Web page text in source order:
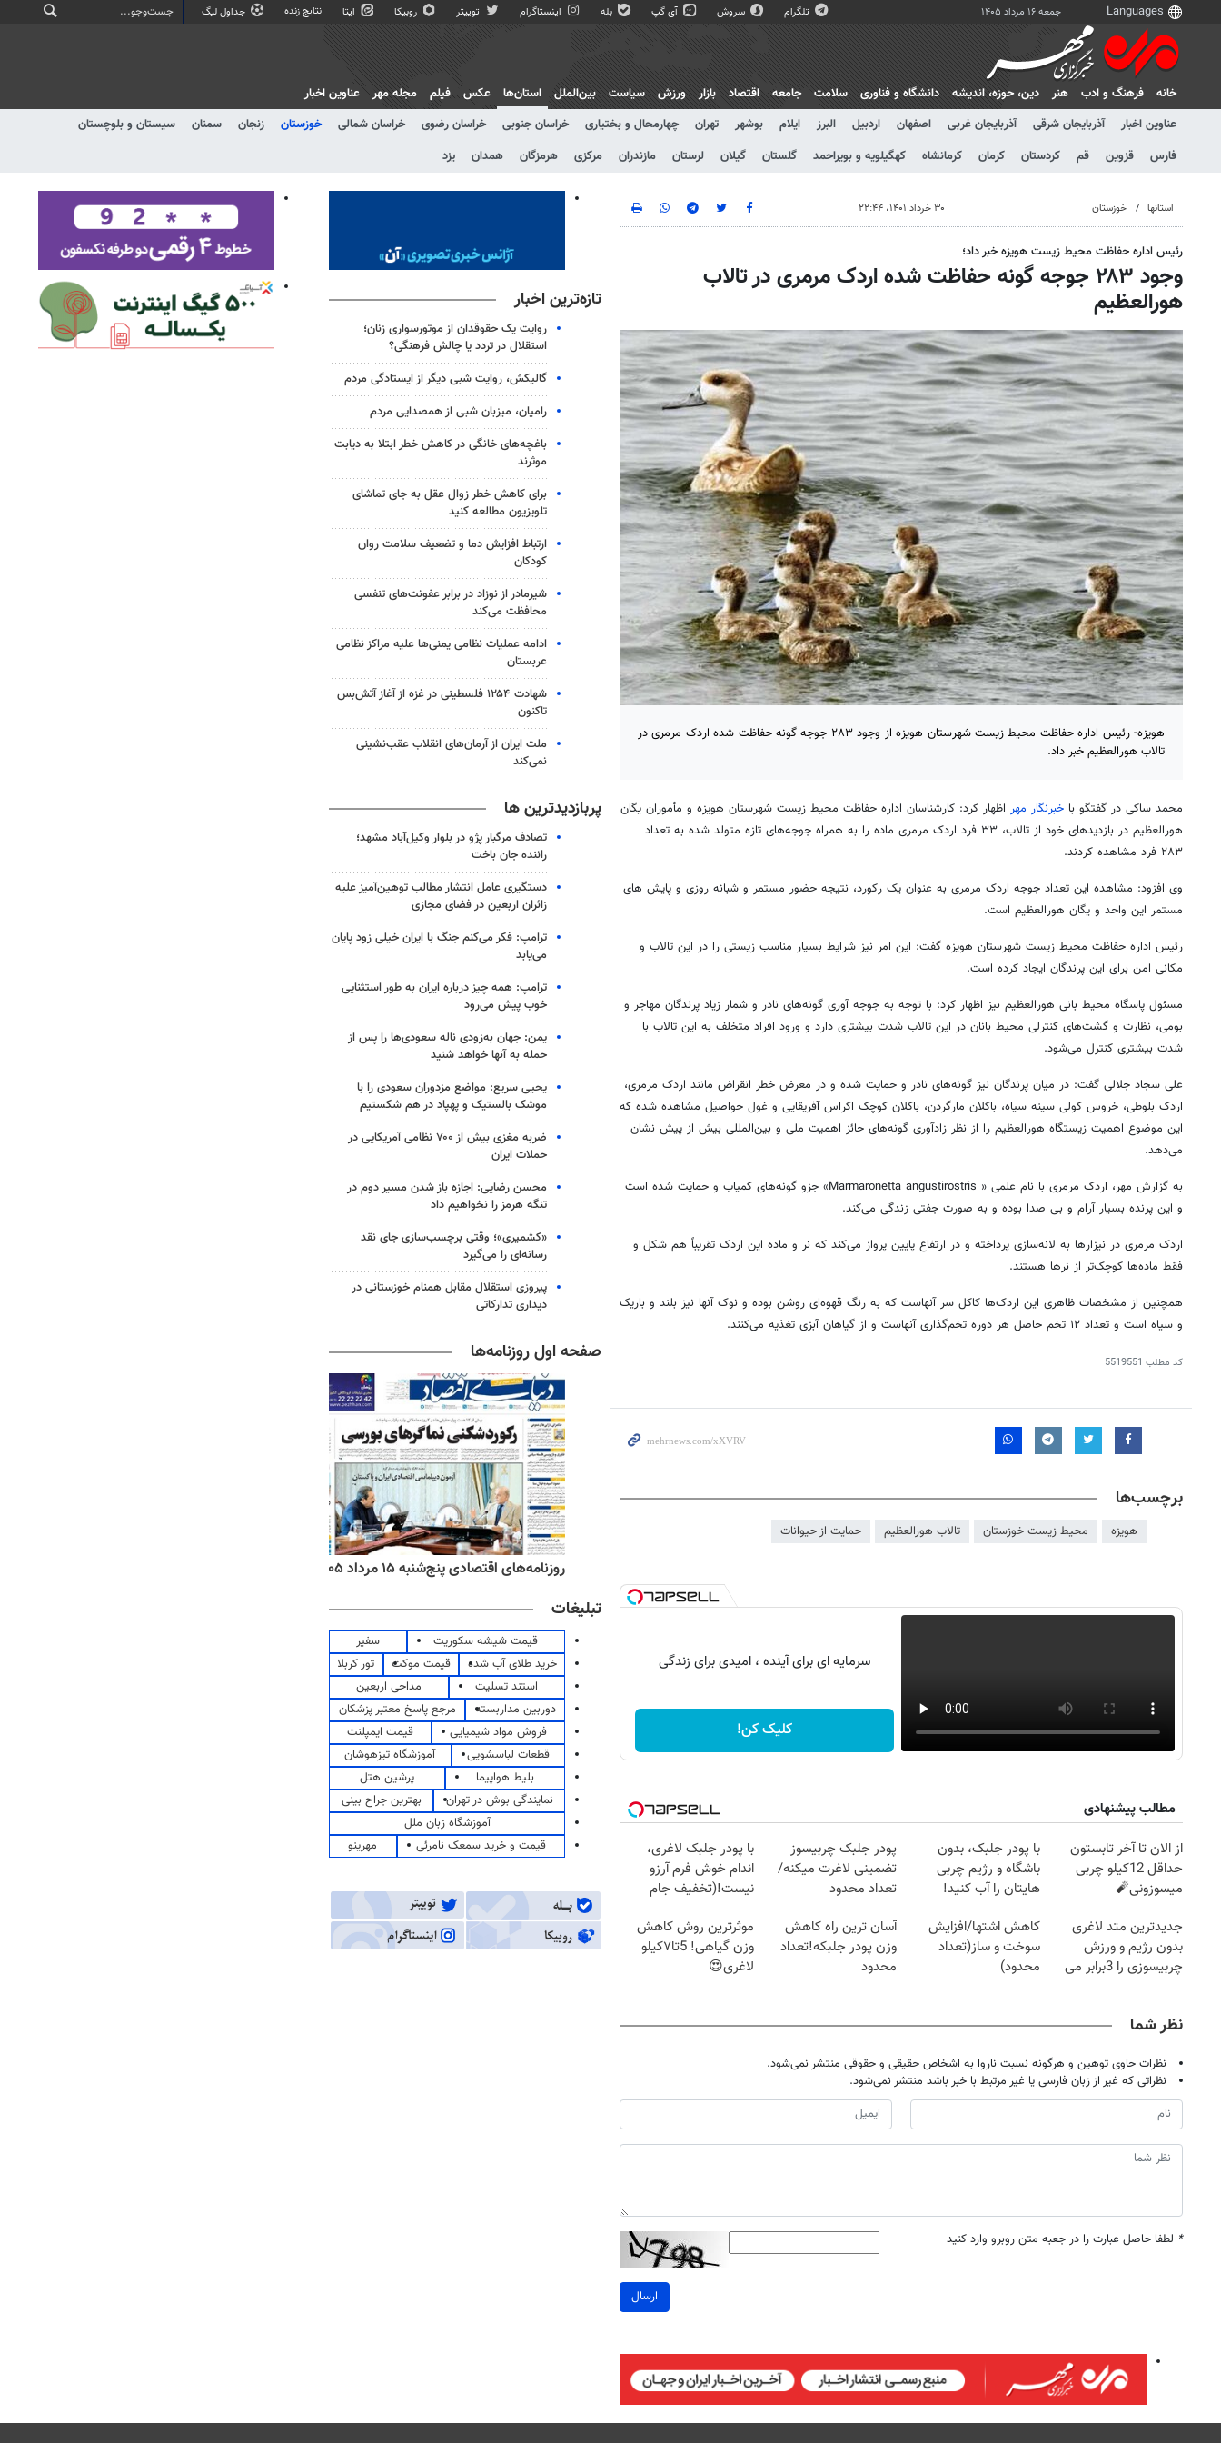
جمعه ۱۶ مرداد ۱۴۰۵ تلگرام سروش آی گپ بله اینستاگرام توییتر روبیکا ایتا نتایج زنده جداول لیگ
خانه فرهنگ و ادب هنر دين، حوزه، انديشه دانشگاه و فناوری سلامت جامعه اقتصاد بازار ورزش سیاست بین‌الملل
استان‌ها
عناوین اخبار
آذربایجان شرقی آذربایجان غربی اصفهان اردبیل البرز ایلام بوشهر تهران چهارمحال و بختیاری خراسان جنوبی خراسان رضوی خراسان شمالی خوزستان زنجان سمنان
سیستان و بلوچستان
فارس
قزوین قم کردستان کرمان کرمانشاه کهگیلویه و بویراحمد گلستان گیلان لرستان مازندران مرکزی هرمزگان همدان یزد
عکس فیلم مجله مهر عناوین اخبار
استانها خوزستان ۳۰ خرداد ۱۴۰۱، ۲۲:۴۴
رئیس اداره حفاظت محیط زیست هویزه خبر داد؛
وجود ۲۸۳ جوجه گونه حفاظت شده اردک مرمری در تالاب
هورالعظیم
هویزه- رئیس اداره حفاظت محیط زیست شهرستان هویزه از وجود ۲۸۳ جوجه گونه حفاظت شده اردک مرمری در
تالاب هورالعظیم خبر داد.
محمد ساکی در گفتگو با خبرنگار مهر اظهار کرد: کارشناسان اداره حفاظت محیط زیست شهرستان هویزه و مأموران یگان
هورالعظیم
در بازدیدهای خود از تالاب، ۳۳ فرد اردک مرمری ماده را به همراه جوجه‌های تازه متولد شده به تعداد
۲۸۳ فرد مشاهده کردند.
وی افزود: مشاهده این تعداد جوجه اردک مرمری به عنوان یک رکورد، نتیجه حضور مستمر و شبانه روزی و پایش های
مستمر این واحد و یگان هورالعظیم است.
رئیس اداره حفاظت محیط زیست شهرستان هویزه گفت: این امر نیز شرایط بسیار مناسب زیستی را در این تالاب و
مکانی امن برای این پرندگان ایجاد کرده است.
مسئول پاسگاه محیط بانی هورالعظیم نیز اظهار کرد: با توجه به جوجهآوری گونه‌های نادر و شمار زیاد پرندگان مهاجر و
بومی، نظارت و گشت‌های کنترلی محیط بانان در این تالاب شدت بیشتری دارد و ورود افراد متخلف به این تالاب با
شدت بیشتری کنترل می‌شود.
علی سجاد جلالی گفت: در میان پرندگان نیز گونه‌های نادر و حمایت شده و در معرض خطر انقراض مانند اردک مرمری،
اردک بلوطی، خروس کولی سینه سیاه، باکلان مارگردن، باکلان کوچک اکراس آفریقایی و غول حواصیل مشاهده شده که
این موضوع اهمیت زیستگاه هورالعظیم را از نظر زادآوری گونه‌های حائز اهمیت ملی و بین‌المللی بیش از پیش نشان
می‌دهد.
به گزارش مهر، اردک مرمری با نام علمی « Marmaronetta angustirostris»
جزو گونه‌های کمیاب و حمایت شده است
و این پرنده بسیار آرام و بی صدا بوده و به صورت جفتی زندگی می‌کند.
اردک مرمری در نیزارها به لانه‌سازی پرداخته و در ارتفاع پایین پرواز می‌کند که نر و ماده این اردک تقریباً هم شکل و
فقط ماده‌ها کوچک‌تر از نرها هستند.
همچنین از مشخصات ظاهری این اردک‌ها کاکل سر آنهاست که به رنگ قهوه‌ای روشن بوده و نوک آنها نیز بلند و باریک
و سیاه است و تعداد ۱۲ تخم حاصل هر دوره تخم‌گذاری آنهاست و از گیاهان آبزی تغذیه می‌کنند.
کد مطلب 5519551
برچسب‌ها
هویزه محیط زیست خوزستان تالاب هورالعظیم حمایت از حیوانات
سرمایه ای برای آینده ، امیدی برای زندگی
کلیک کن!
مطالب پیشنهادی
از الان تا آخر تابستون
حداقل 12کیلو چربی
میسوزونی🧨
با پودر جلبک، بدون
باشگاه و رژیم چربی
هایتان را آب کنید!
پودر جلبک چربیسوز
تضمینی لاغرت میکنه/
تعداد محدود
با پودر جلبک لاغری،
اندام خوش فرم آرزو
نیست!(تخفیف جام
جدیدترین متد لاغری
بدون رژیم و ورزش
چربیسوزی را 3برابر می
کاهش اشتها/افزایش
سوخت و ساز(تعداد
محدود)
آسان ترین راه کاهش
وزن پودر جلبکه!تعداد
محدود
موثرترین روش کاهش
وزن گیاهی! 5تا۷کیلو
لاغری😍
نظر شما
نظرات حاوی توهین و هرگونه نسبت ناروا به اشخاص حقیقی و حقوقی منتشر نمی‌شود.
نظراتی که غیر از زبان فارسی یا غیر مرتبط با خبر باشد منتشر نمی‌شود.
* لطفا حاصل عبارت را در جعبه متن روبرو وارد کنید
ارسال
تازه‌ترین اخبار
روایت یک حقوقدان از موتورسواری زنان؛
استقلال در تردد یا چالش فرهنگی؟
گالیکش، روایت شبی دیگر از ایستادگی مردم
رامیان، میزبان شبی از همصدایی مردم
باغچه‌های خانگی در کاهش خطر ابتلا به دیابت
موثرند
برای کاهش خطر زوال عقل به جای تماشای
تلویزیون مطالعه کنید
ارتباط افزایش دما و تضعیف سلامت روان
کودکان
شیرمادر از نوزاد در برابر عفونت‌های تنفسی
محافظت می‌کند
ادامه عملیات نظامی یمنی‌ها علیه مراکز نظامی
عربستان
شهادت ۱۲۵۴ فلسطینی در غزه از آغاز آتش‌بس
تاکنون
ملت ایران از آرمان‌های انقلاب عقب‌نشینی
نمی‌کند
پربازدیدترین ها
تصادف مرگبار پژو در بلوار وکیل‌آباد مشهد؛
راننده جان باخت
دستگیری عامل انتشار مطالب توهین‌آمیز علیه
زائران اربعین در فضای مجازی
ترامپ: فکر می‌کنم جنگ با ایران خیلی زود پایان
می‌یابد
ترامپ: همه چیز درباره ایران به طور استثنایی
خوب پیش می‌رود
یمن: جهان به‌زودی ناله سعودی‌ها را پس از
حمله به آنها خواهد شنید
یحیی سریع: مواضع مزدوران سعودی را با
موشک بالستیک و پهپاد در هم شکستیم
ضربه مغزی بیش از ۷۰۰ نظامی آمریکایی در
حملات ایران
محسن رضایی: اجازه باز شدن مسیر دوم در
تنگه هرمز را نخواهیم داد
«کشمیری»؛ وقتی برچسب‌سازی جای نقد
رسانه‌ای را می‌گیرد
پیروزی استقلال مقابل همنام خوزستانی در
دیداری تدارکاتی
صفحه اول روزنامه‌ها
روزنامه‌های اقتصادی پنج‌شنبه ۱۵ مرداد ۱۴۰۵
تبلیغات
قیمت شیشه سکوریت
سفیر
خرید طلای آب شده
قیمت موکت
تور کربلا
استند تسلیت
مداحی اربعین
دوربین مداربسته
مرجع پاسخ معتبر پزشکان
فروش مواد شیمیایی
قیمت ایمپلنت
قطعات لباسشویی
آموزشگاه تیزهوشان
بلیط هواپیما
پرشین هتل
نمایندگی بوش در تهران
بهترین جراح بینی
آموزشگاه زبان ملل
قیمت و خرید سمعک نامرئی
مهرینو